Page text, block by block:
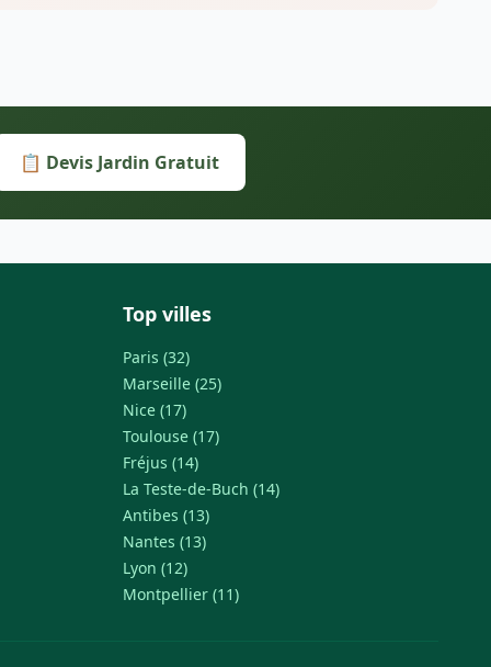
📋 Devis Jardin Gratuit
Top villes
Paris (32)
Marseille (25)
Nice (17)
Toulouse (17)
Fréjus (14)
La Teste-de-Buch (14)
Antibes (13)
Nantes (13)
Lyon (12)
Montpellier (11)